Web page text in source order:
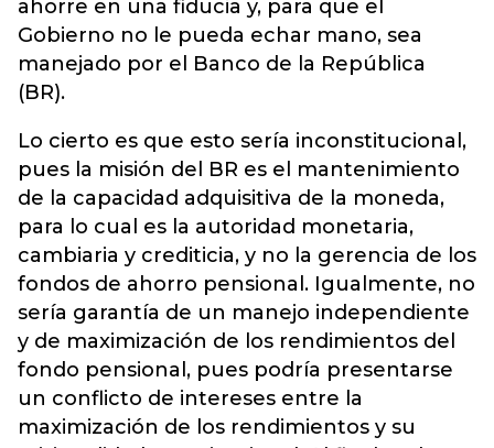
ahorre en una fiducia y, para que el
Gobierno no le pueda echar mano, sea
manejado por el Banco de la República
(BR).
Lo cierto es que esto sería inconstitucional,
pues la misión del BR es el mantenimiento
de la capacidad adquisitiva de la moneda,
para lo cual es la autoridad monetaria,
cambiaria y crediticia, y no la gerencia de los
fondos de ahorro pensional. Igualmente, no
sería garantía de un manejo independiente
y de maximización de los rendimientos del
fondo pensional, pues podría presentarse
un conflicto de intereses entre la
maximización de los rendimientos y su